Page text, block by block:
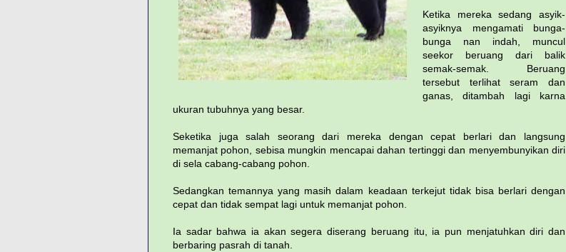
Ketika mereka sedang asyik-
asyiknya mengamati bunga-
bunga nan indah, muncul
seekor beruang dari balik
semak-semak. Beruang
tersebut terlihat seram dan
ganas, ditambah lagi karna
ukuran tubuhnya yang besar.
Seketika juga salah seorang dari mereka dengan cepat berlari dan langsung
memanjat pohon, sebisa mungkin mencapai dahan tertinggi dan menyembunyikan diri
di sela cabang-cabang pohon.
Sedangkan temannya yang masih dalam keadaan terkejut tidak bisa berlari dengan
cepat dan tidak sempat lagi untuk memanjat pohon.
Ia sadar bahwa ia akan segera diserang beruang itu, ia pun menjatuhkan diri dan
berbaring pasrah di tanah.